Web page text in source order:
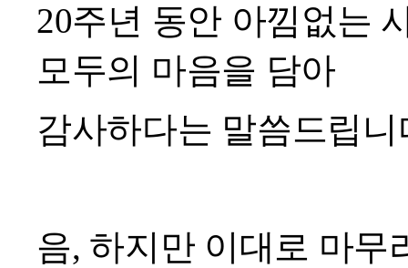
20주년 동안 아낌없는
모두의 마음을 담아
감사하다는 말씀드립니
음, 하지만 이대로 마무